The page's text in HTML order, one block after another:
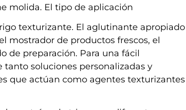
molida. El tipo de aplicación
texturizante. El aglutinante apropiado
mostrador de productos frescos, el
de preparación. Para una fácil
soluciones personalizadas y
que actúan como agentes texturizantes